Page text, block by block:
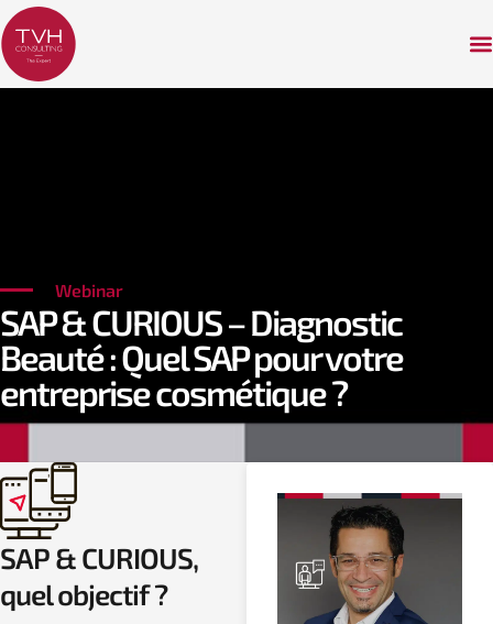
Webinar
SAP & CURIOUS – Diagnostic
Beauté : Quel SAP pour votre
entreprise cosmétique ?
SAP & CURIOUS,
quel objectif ?